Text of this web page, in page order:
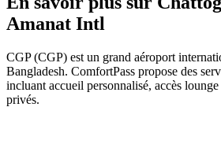
Amanat Intl
CGP (CGP) est un grand aéroport
Bangladesh. ComfortPass propose des
incluant accueil personnalisé, accès
privés.